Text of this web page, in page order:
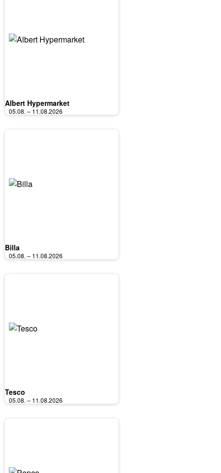
Albert Hypermarket
05.08. – 11.08.2026
Billa
05.08. – 11.08.2026
Tesco
05.08. – 11.08.2026